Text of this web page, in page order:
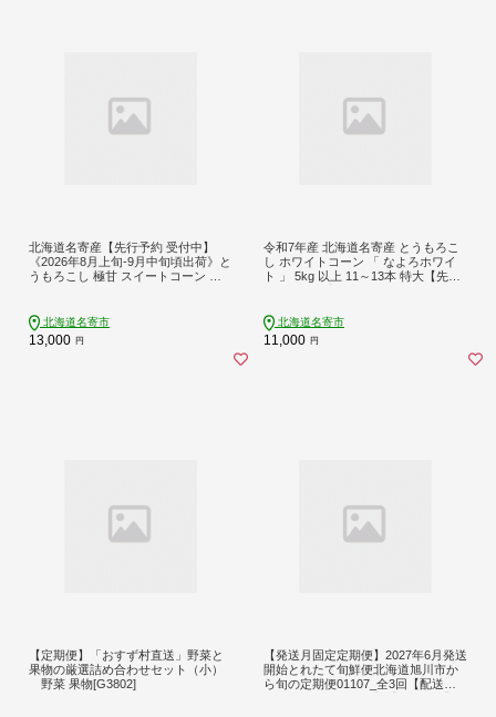
北海道名寄産【先行予約 受付中】
《2026年8月上旬-9月中旬頃出荷》と
うもろこし 極甘 スイートコーン 「
500g_hp---
北海道名寄市
13,000 円
令和7年産 北海道名寄産 とうもろこ
し ホワイトコーン 「 なよろホワイ
ト 」 5kg 以上 11～13本 特大【先行
空予冷 冷蔵 高糖度 ピュアホワイト
トウモロコシ ギフト お中元 コーン--
-nayoro_loc_33_5k_hp---
北海道名寄市
11,000 円
【定期便】「おすず村直送」野菜と
果物の厳選詰め合わせセット（小）
野菜 果物[G3802]
【発送月固定定期便】2027年6月発送
開始とれたて旬鮮便北海道旭川市か
ら旬の定期便01107_全3回【配送不